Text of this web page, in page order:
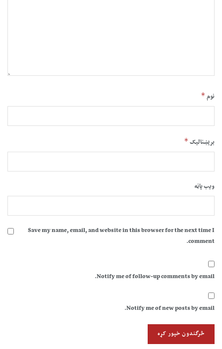
نوم*
بریښنالیک*
ویب پاڼه
Save my name, email, and website in this browser for the next time I
comment.
Notify me of follow-up comments by email.
Notify me of new posts by email.